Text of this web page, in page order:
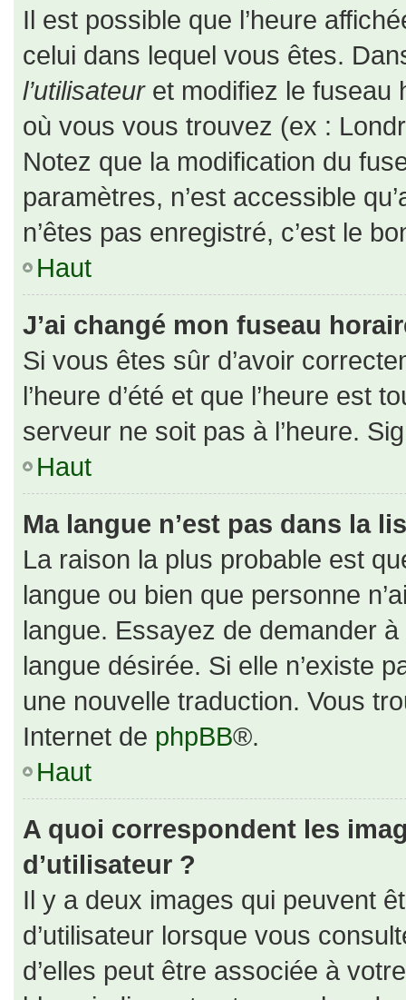
Il est possible que l’heure
celui dans lequel vous êtes.
l’utilisateuret modifiez le fuseau
où vous vous trouvez (ex :
Notez que la modification du
paramètres, n’est accessible
n’êtes pas enregistré, c’est le
Haut
J’ai changé mon fuseau
Si vous êtes sûr d’avoir
l’heure d’été et que l’heure est
serveur ne soit pas à l’heure.
Haut
Ma langue n’est pas dans la
La raison la plus probable est
langue ou bien que personne
langue. Essayez de demander
langue désirée. Si elle n’existe
une nouvelle traduction. Vous
Internet de phpBB®.
Haut
A quoi correspondent les
d’utilisateur ?
Il y a deux images qui peuvent
d’utilisateur lorsque vous
d’elles peut être associée à